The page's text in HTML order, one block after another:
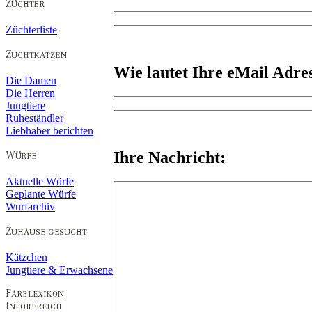
Züchterliste
Die Damen
Die Herren
Jungtiere
Ruheständler
Liebhaber berichten
Aktuelle Würfe
Geplante Würfe
Wurfarchiv
Kätzchen
Jungtiere & Erwachsene
Wie lautet Ihre eMail
Ihre Nachricht: